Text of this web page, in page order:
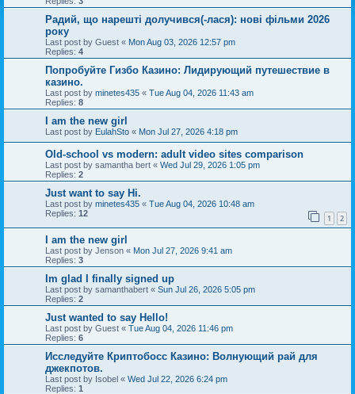
Радий, що нарешті долучився(-лася): нові фільми 2026
року
Last post by Guest « Mon Aug 03, 2026 12:57 pm
Replies: 4
Попробуйте Гизбо Казино: Лидирующий путешествие в
казино.
Last post by minetes435 « Tue Aug 04, 2026 11:43 am
Replies: 8
I am the new girl
Last post by EulahSto « Mon Jul 27, 2026 4:18 pm
Old-school vs modern: adult video sites comparison
Last post by samantha bert « Wed Jul 29, 2026 1:05 pm
Replies: 2
Just want to say Hi.
Last post by minetes435 « Tue Aug 04, 2026 10:48 am
Replies: 12 1 2
I am the new girl
Last post by Jenson « Mon Jul 27, 2026 9:41 am
Replies: 3
Im glad I finally signed up
Last post by samanthabert « Sun Jul 26, 2026 5:05 pm
Replies: 2
Just wanted to say Hello!
Last post by Guest « Tue Aug 04, 2026 11:46 pm
Replies: 6
Исследуйте Криптобосс Казино: Волнующий рай для
джекпотов.
Last post by Isobel « Wed Jul 22, 2026 6:24 pm
Replies: 1